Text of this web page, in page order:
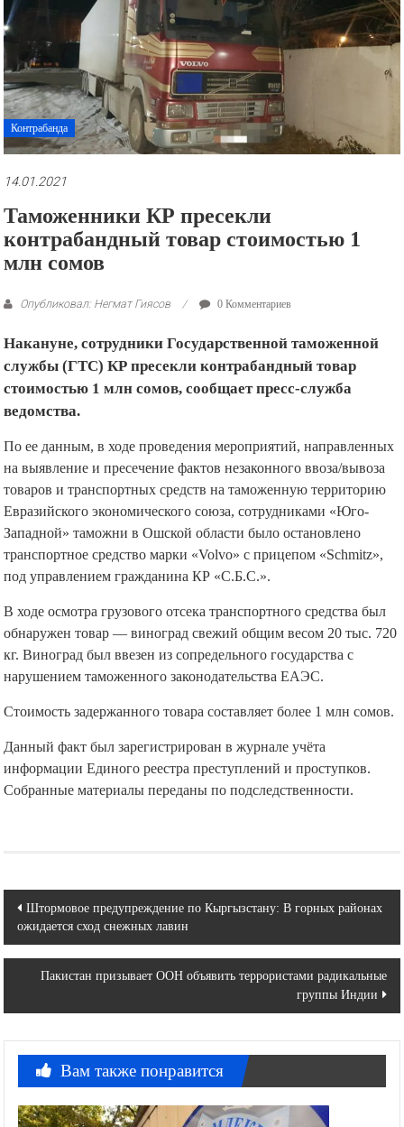
рекламные
ролики
презентации.
Контрабанда
14.01.2021
Таможенники КР пресекли
контрабандный товар стоимостью 1
млн сомов
Опубликовал: Негмат Гиясов 0 Комментариев
Накануне, сотрудники Государственной таможенной
службы (ГТС) КР пресекли контрабандный товар
стоимостью 1 млн сомов, сообщает пресс-служба
ведомства.
По ее данным, в ходе проведения мероприятий, направленных
на выявление и пресечение фактов незаконного ввоза/вывоза
товаров и транспортных средств на таможенную территорию
Евразийского экономического союза, сотрудниками «Юго-
Западной» таможни в Ошской области было остановлено
транспортное средство марки «Volvo» с прицепом «Schmitz»,
под управлением гражданина КР «С.Б.С.».
В ходе осмотра грузового отсека транспортного средства был
обнаружен товар — виноград свежий общим весом 20 тыс. 720
кг. Виноград был ввезен из сопредельного государства с
нарушением таможенного законодательства ЕАЭС.
Стоимость задержанного товара составляет более 1 млн сомов.
Данный факт был зарегистрирован в журнале учёта
информации Единого реестра преступлений и проступков.
Собранные материалы переданы по подследственности.
Навигация
по
записям
Штормовое предупреждение по Кыргызстану: В горных районах
ожидается сход снежных лавин
Пакистан призывает ООН объявить террористами радикальные
группы Индии
Вам также понравится